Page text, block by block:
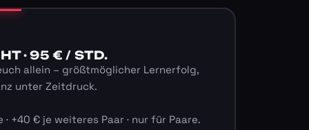
· 95 € / STD.
allein – größtmöglicher Lernerfolg,
unter Zeitdruck.
+40 € je weiteres Paar · nur für Paare.